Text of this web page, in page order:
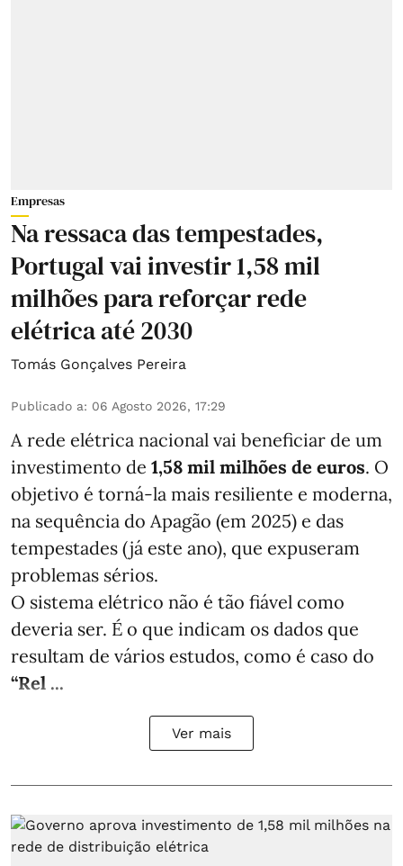
Empresas
Na ressaca das tempestades,
Portugal vai investir 1,58 mil
milhões para reforçar rede
elétrica até 2030
Tomás Gonçalves Pereira
Publicado a: 06 Agosto 2026, 17:29
A rede elétrica nacional vai beneficiar de um
investimento de 1,58 mil milhões de euros. O
objetivo é torná-la mais resiliente e moderna,
na sequência do Apagão (em 2025) e das
tempestades (já este ano), que expuseram
problemas sérios.
O sistema elétrico não é tão fiável como
deveria ser. É o que indicam os dados que
resultam de vários estudos, como é caso do
“Rel ...
Ver mais